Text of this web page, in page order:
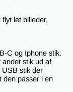
let billeder,
C og Iphone stik.
andet stik ud af
USB stik der
den passer i en